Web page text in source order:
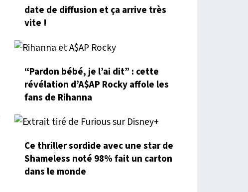
PST
date de diffusion et ça arrive très
vite !
“Pardon bébé, je l’ai dit” : cette
révélation d’A$AP Rocky affole les
fans de Rihanna
Ce thriller sordide avec une star de
Shameless noté 98% fait un carton
dans le monde